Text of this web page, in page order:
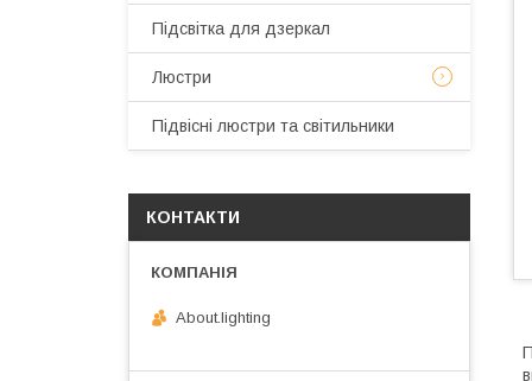
Підсвітка для дзеркал
Люстри
Підвісні люстри та світильники
КОНТАКТИ
About.lighting